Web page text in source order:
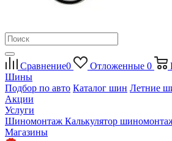
Сравнение0 Отложенные 0
Шины
Подбор по авто Каталог шин Летние
Акции
Услуги
Шиномонтаж Калькулятор
Магазины